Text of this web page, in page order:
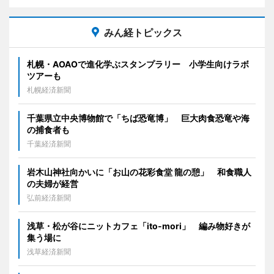
みん経トピックス
札幌・AOAOで進化学ぶスタンプラリー 小学生向けラボ
ツアーも
札幌経済新聞
千葉県立中央博物館で「ちば恐竜博」 巨大肉食恐竜や海
の捕食者も
千葉経済新聞
岩木山神社向かいに「お山の花彩食堂 龍の憩」 和食職人
の夫婦が経営
弘前経済新聞
浅草・松が谷にニットカフェ「ito-mori」 編み物好きが
集う場に
浅草経済新聞